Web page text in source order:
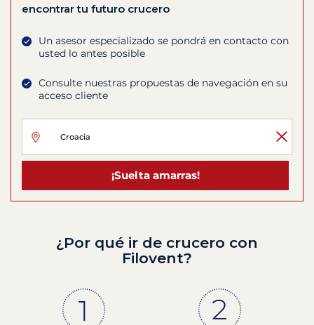
encontrar tu futuro crucero
Un asesor especializado se pondrá en contacto con
usted lo antes posible
Consulte nuestras propuestas de navegación en su
acceso cliente
¡Suelta amarras!
¿Por qué ir de crucero con
Filovent?